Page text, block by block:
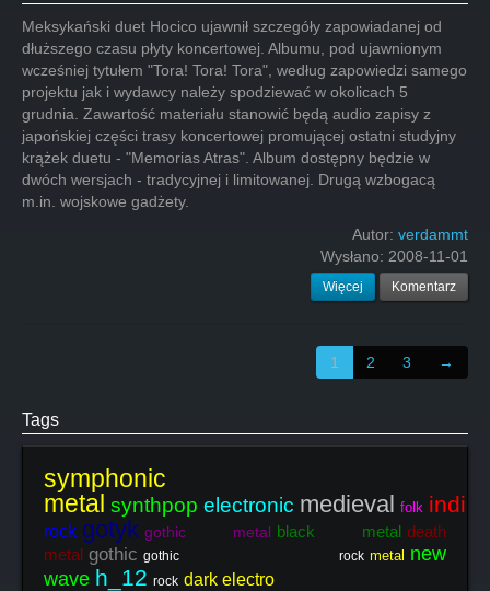
Meksykański duet Hocico ujawnił szczegóły zapowiadanej od
dłuższego czasu płyty koncertowej. Albumu, pod ujawnionym
wcześniej tytułem "Tora! Tora! Tora", według zapowiedzi samego
projektu jak i wydawcy należy spodziewać w okolicach 5
grudnia. Zawartość materiału stanowić będą audio zapisy z
japońskiej części trasy koncertowej promującej ostatni studyjny
krążek duetu - "Memorias Atras". Album dostępny będzie w
dwóch wersjach - tradycyjnej i limitowanej. Drugą wzbogacą
m.in. wojskowe gadżety.
Autor: verdammt
Wysłano: 2008-11-01
Więcej Komentarz
1 2 3 →
Tags
symphonic
metal synthpop electronic medieval folk indie
rock gotyk gothic metal black metal death
metal gothic gothic rock metal new
wave h_12 rock dark electro